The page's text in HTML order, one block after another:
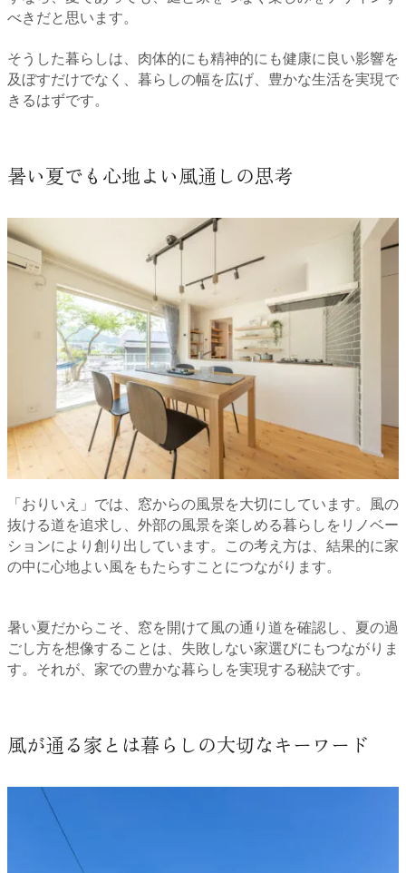
べきだと思います。
そうした暮らしは、肉体的にも精神的にも健康に良い影響を
及ぼすだけでなく、暮らしの幅を広げ、豊かな生活を実現で
きるはずです。
暑い夏でも心地よい風通しの思考
「おりいえ」では、窓からの風景を大切にしています。風の
抜ける道を追求し、外部の風景を楽しめる暮らしをリノベー
ションにより創り出しています。この考え方は、結果的に家
の中に心地よい風をもたらすことにつながります。
暑い夏だからこそ、窓を開けて風の通り道を確認し、夏の過
ごし方を想像することは、失敗しない家選びにもつながりま
す。それが、家での豊かな暮らしを実現する秘訣です。
風が通る家とは暮らしの大切なキーワード